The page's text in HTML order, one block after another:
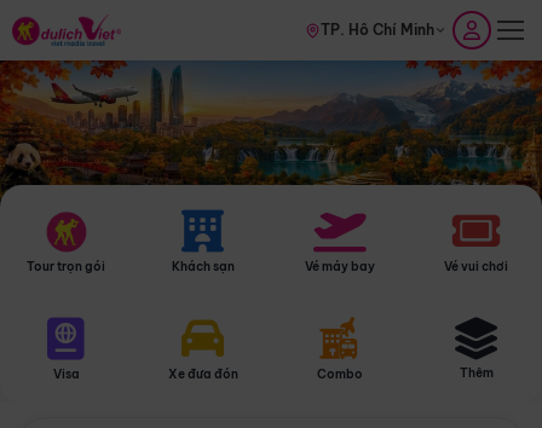
TP. Hồ Chí Minh
Tour trọn gói Khách sạn Vé máy bay Vé vui chơi
Visa Xe đưa đón Combo Thêm